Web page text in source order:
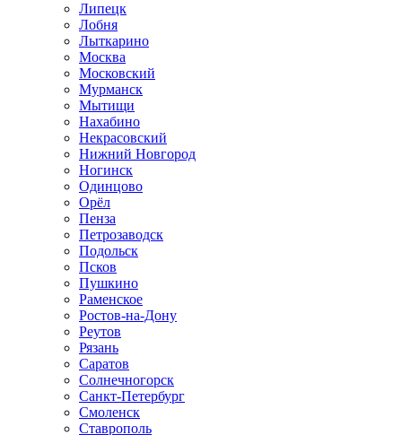
Липецк
Лобня
Лыткарино
Москва
Московский
Мурманск
Мытищи
Нахабино
Некрасовский
Нижний Новгород
Ногинск
Одинцово
Орёл
Пенза
Петрозаводск
Подольск
Псков
Пушкино
Раменское
Ростов-на-Дону
Реутов
Рязань
Саратов
Солнечногорск
Санкт-Петербург
Смоленск
Ставрополь